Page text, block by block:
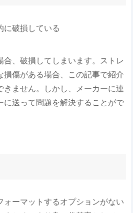
に破損している
合、破損してしまいます。ストレ
損傷がある場合、この記事で紹介
きません。しかし、メーカーに連
に送って問題を解決することがで
ォーマットするオプションがない